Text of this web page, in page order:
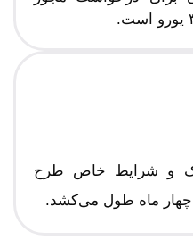
و شرایط خاص طرح
چهار ماه طول می‌کشد.